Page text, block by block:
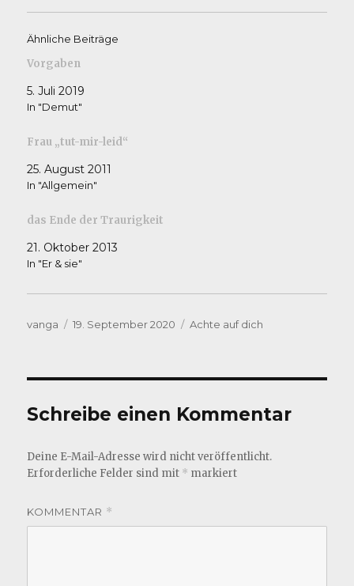
Ähnliche Beiträge
Vorgaben
5. Juli 2019
In "Demut"
Frau „tut-mir-leid“
25. August 2011
In "Allgemein"
das Ende der Traurigkeit
21. Oktober 2013
In "Er & sie"
Autor
vanga
Veröffentlicht
19. September 2020 Kategorien
Achte auf dich
Schreibe einen Kommentar
Deine E-Mail-Adresse wird nicht veröffentlicht.
Erforderliche Felder sind mit * markiert
KOMMENTAR *